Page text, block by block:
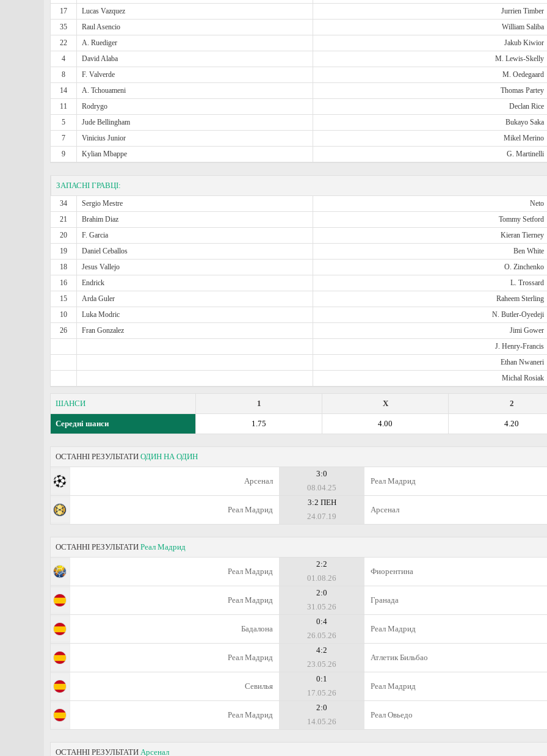
17
Lucas Vazquez Jurrien Timber
35
Raul Asencio William Saliba
22
A. Ruediger Jakub Kiwior
4
David Alaba M. Lewis-Skelly
8
F. Valverde M. Oedegaard
14
A. Tchouameni Thomas Partey
11
Rodrygo Declan Rice
5
Jude Bellingham Bukayo Saka
7
Vinicius Junior Mikel Merino
9
Kylian Mbappe G. Martinelli
ЗАПАСНІ ГРАВЦІ:
34 Sergio Mestre Neto
21
Brahim Diaz Tommy Setford
20
F. Garcia Kieran Tierney
19
Daniel Ceballos Ben White
18
Jesus Vallejo O. Zinchenko
16
Endrick L. Trossard
15
Arda Guler Raheem Sterling
10
Luka Modric N. Butler-Oyedeji
26
Fran Gonzalez Jimi Gower
J. Henry-Francis
Ethan Nwaneri
Michal Rosiak
ШАНСИ 2
X
1
Середні шанси 4.20
4.00
1.75
ОСТАННІ РЕЗУЛЬТАТИ ОДИН НА ОДИН
Арсенал
3:0
08.04.25
Реал Мадрид
Реал Мадрид
3:2 ПЕН
24.07.19
Арсенал
ОСТАННІ РЕЗУЛЬТАТИ Реал Мадрид
Реал Мадрид
2:2
01.08.26
Фиорентина
Реал Мадрид
2:0
31.05.26
Гранада
Бадалона
0:4
26.05.26
Реал Мадрид
Реал Мадрид
4:2
23.05.26
Атлетик Бильбао
Севилья
0:1
17.05.26
Реал Мадрид
Реал Мадрид
2:0
14.05.26
Реал Овьедо
ОСТАННІ РЕЗУЛЬТАТИ Арсенал